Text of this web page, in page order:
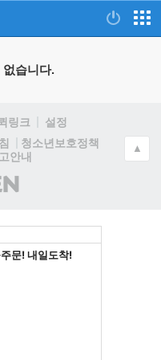
없습니다.
링크
설정
청소년보호정책
안내
▲